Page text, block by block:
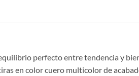
perfecto entre tendencia y
en color cuero multicolor de